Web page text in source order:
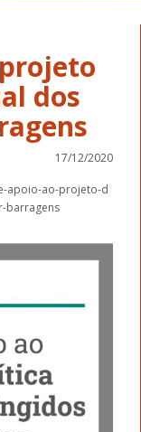
dos
17/12/2020
apoio-ao-projeto-d
barragens